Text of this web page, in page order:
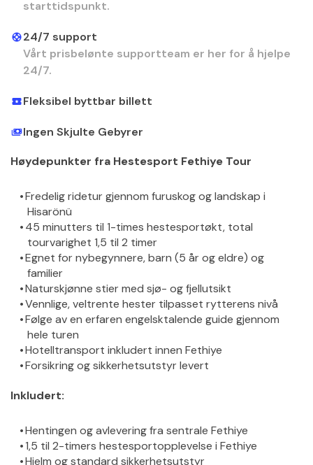
starttidspunkt.
24/7 support
Vårt prisbelønte supportteam er her for å hjelpe
24/7.
Fleksibel byttbar billett
Ingen Skjulte Gebyrer
Høydepunkter fra Hestesport Fethiye Tour
Fredelig ridetur gjennom furuskog og landskap i
Hisarönü
45 minutters til 1-times hestesportøkt, total
tourvarighet 1,5 til 2 timer
Egnet for nybegynnere, barn (5 år og eldre) og
familier
Naturskjønne stier med sjø- og fjellutsikt
Vennlige, veltrente hester tilpasset rytterens nivå
Følge av en erfaren engelsktalende guide gjennom
hele turen
Hotelltransport inkludert innen Fethiye
Forsikring og sikkerhetsutstyr levert
Inkludert:
Hentingen og avlevering fra sentrale Fethiye
1,5 til 2-timers hestesportopplevelse i Fethiye
Hjelm og standard sikkerhetsutstyr